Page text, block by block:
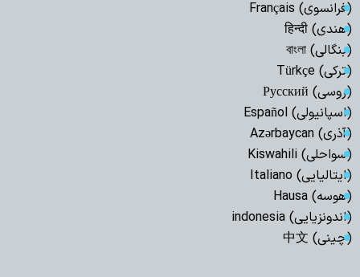
(فرانسوی) Français
(هندی) हिन्दी
(بنگالی) বাংলা
(ترکی) Türkçe
(روسی) Русский
(اسپانیولی) Español
(آذری) Azərbaycan
(سواحلی) Kiswahili
(ایتالیایی) Italiano
(هوسه) Hausa
(اندونزیایی) indonesia
(چینی) 中文